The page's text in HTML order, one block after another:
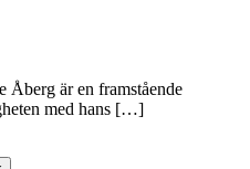
Åberg är en framstående
med hans […]